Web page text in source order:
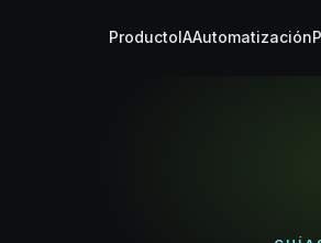
ProductoIAAutomatización